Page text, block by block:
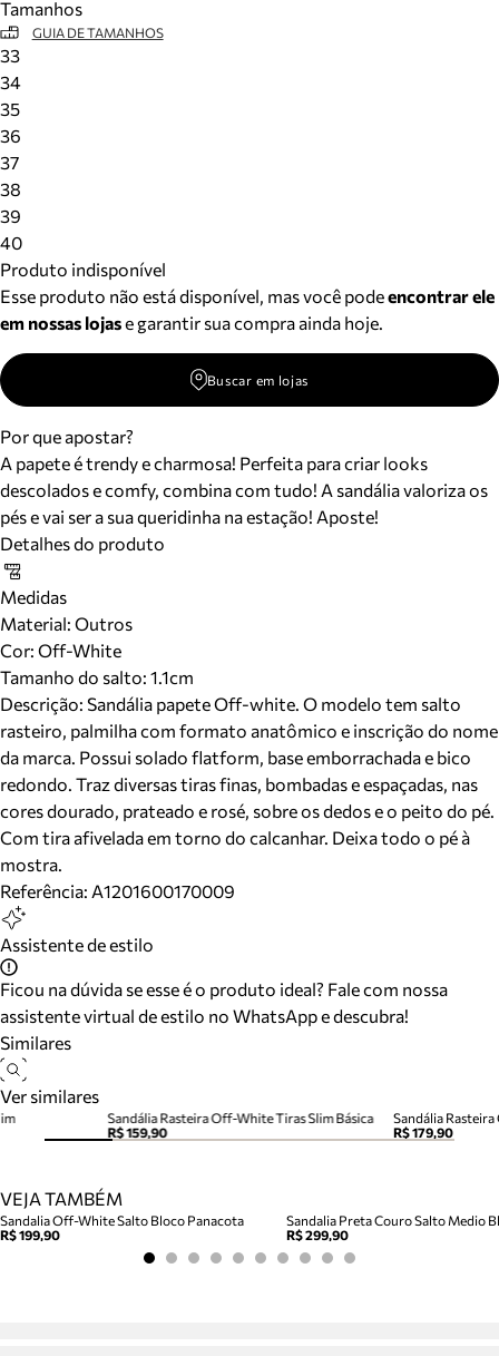
Tamanhos
GUIA DE TAMANHOS
33
34
35
36
37
38
39
40
Produto indisponível
Esse produto não está disponível, mas você podeencontrar ele
em nossas lojase garantir sua compra ainda hoje.
Buscar em lojas
Por que apostar?
A papete é trendy e charmosa! Perfeita para criar looks
descolados e comfy, combina com tudo! A sandália valoriza os
pés e vai ser a sua queridinha na estação! Aposte!
Detalhes do produto
Medidas
Material: Outros
Cor: Off-White
Tamanho do salto: 1.1cm
Descrição: Sandália papete Off-white. O modelo tem salto
rasteiro, palmilha com formato anatômico e inscrição do nome
da marca. Possui solado flatform, base emborrachada e bico
redondo. Traz diversas tiras finas, bombadas e espaçadas, nas
cores dourado, prateado e rosé, sobre os dedos e o peito do pé.
Com tira afivelada em torno do calcanhar. Deixa todo o pé à
mostra.
Referência: A1201600170009
Assistente de estilo
Ficou na dúvida se esse é o produto ideal? Fale com nossa
assistente virtual de estilo no WhatsApp e descubra!
Similares
Ver similares
Sandália Rasteira Off-White Tiras Slim Básica
R$ 159,90
R$ 179,90
VEJA TAMBÉM
Sandalia Off-White Salto Bloco Panacota
R$ 199,90
Sandalia Preta Couro Salto Medio
R$ 299,90